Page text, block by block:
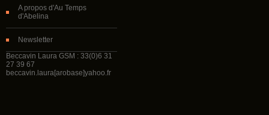
A propos d'Au Temps
d'Abelina
Newsletter
Beccavin Laura GSM : 33(0)6 31
27 39 67
beccavin.laura[arobase]yahoo.fr